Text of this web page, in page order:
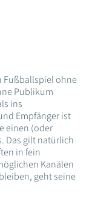
Fußballspiel ohne
Publikum
ins
Empfänger ist
einen (oder
Das gilt natürlich
in fein
Kanälen
geht seine